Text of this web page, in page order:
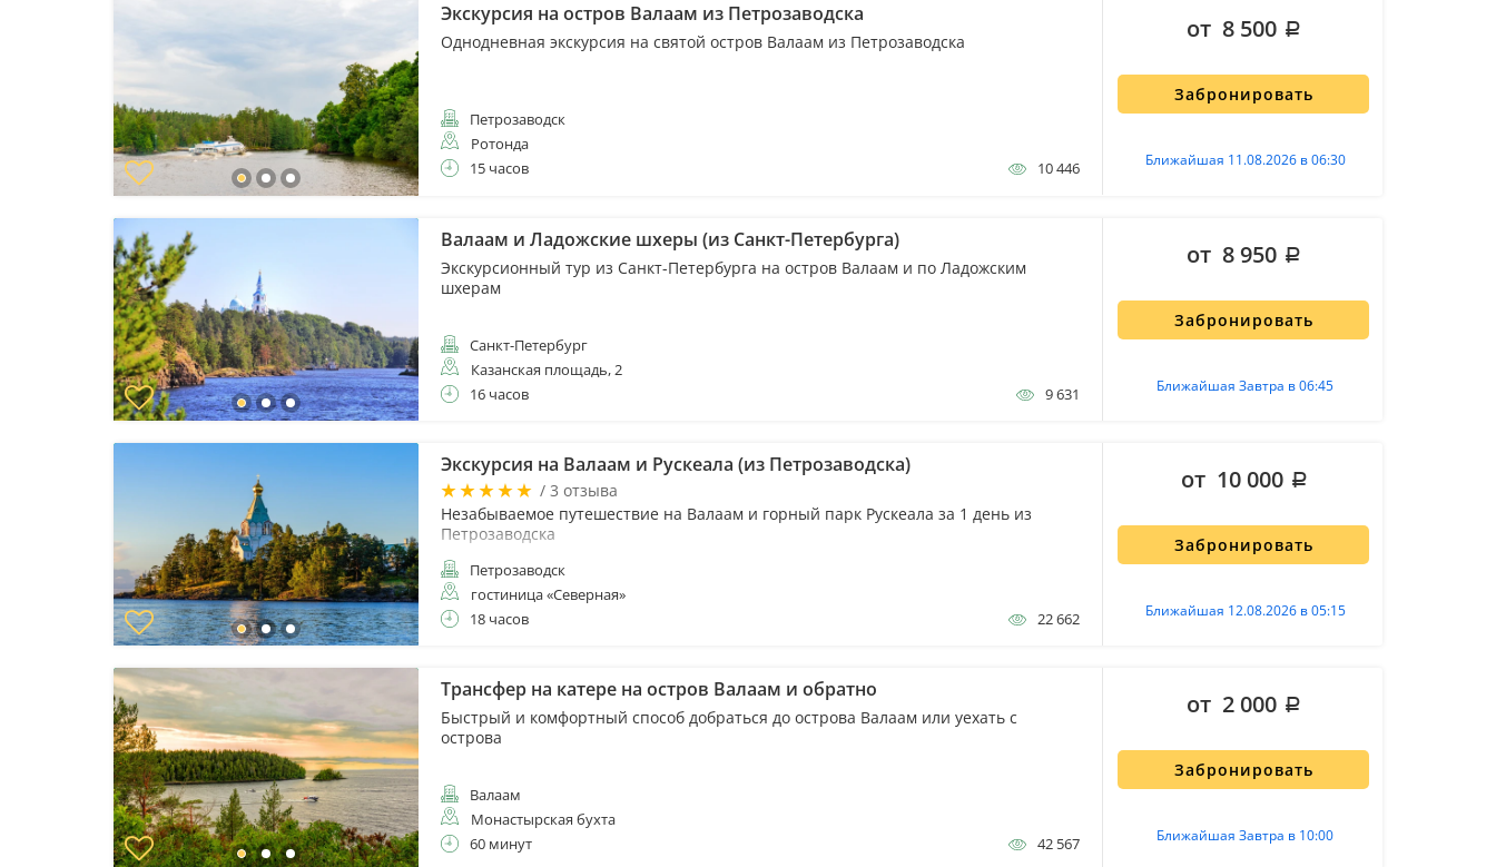
Экскурсия на остров Валаам из Петрозаводска
Однодневная экскурсия на святой остров Валаам из Петрозаводска
Петрозаводск
Ротонда
15 часов
10 446
Забронировать
Ближайшая 11.08.2026 в 06:30
от 8 500
Валаам и Ладожские шхеры (из Санкт-Петербурга)
Экскурсионный тур из Санкт-Петербурга на остров Валаам и по Ладожским
шхерам
Санкт-Петербург
Казанская площадь, 2
16 часов
9 631
Забронировать
Ближайшая Завтра в 06:45
от 8 950
Экскурсия на Валаам и Рускеала (из Петрозаводска)
/ 3 отзыва
Незабываемое путешествие на Валаам и горный парк Рускеала за 1 день из
Петрозаводска
Петрозаводск
гостиница «Северная»
18 часов
22 662
Забронировать
Ближайшая 12.08.2026 в 05:15
от 10 000
Трансфер на катере на остров Валаам и обратно
Быстрый и комфортный способ добраться до острова Валаам или уехать с
острова
Валаам
Монастырская бухта
60 минут
42 567
Забронировать
Ближайшая Завтра в 10:00
от 2 000